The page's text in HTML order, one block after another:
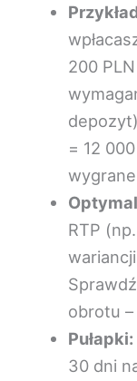
200
= 12
RTP
obrotu
Pułapki:
30 dni